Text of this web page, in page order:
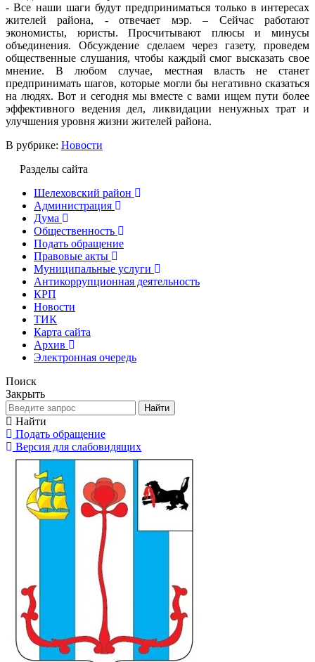
- Все наши шаги будут предприниматься только в интересах
жителей района, - отвечает мэр. – Сейчас работают
экономисты, юристы. Просчитывают плюсы и минусы
объединения. Обсуждение сделаем через газету, проведем
общественные слушания, чтобы каждый смог высказать свое
мнение. В любом случае, местная власть не станет
предпринимать шагов, которые могли бы негативно сказаться
на людях. Вот и сегодня мы вместе с вами ищем пути более
эффективного ведения дел, ликвидации ненужных трат и
улучшения уровня жизни жителей района.
В рубрике: Новости
Разделы сайта
Шелеховский район
Администрация
Дума
Общественность
Подать обращение
Правовые акты
Муниципальные услуги
Антикоррупционная деятельность
КРП
Новости
ТИК
Карта сайта
Архив
Электронная очередь
Поиск
Закрыть
Найти
Найти
Подать обращение
Версия для слабовидящих